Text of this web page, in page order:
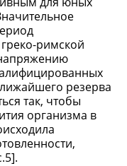
римской
резерва
так, чтобы
организма в